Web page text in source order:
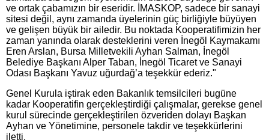
ve ortak çabamızın bir eseridir. İMASKOP, sadece bir sanayi
sitesi değil, aynı zamanda üyelerinin güç birliğiyle büyüyen
ve gelişen büyük bir ailedir. Bu noktada Kooperatifimizin her
zaman yanında olarak desteklerini veren İnegöl Kaymakamı
Eren Arslan, Bursa Milletvekili Ayhan Salman, İnegöl
Belediye Başkanı Alper Taban, İnegöl Ticaret ve Sanayi
Odası Başkanı Yavuz uğurdağ’a teşekkür ederiz."
Genel Kurula iştirak eden Bakanlık temsilcileri bugüne
kadar Kooperatifin gerçekleştirdiği çalışmalar, gerekse genel
kurul sürecinde gerçekleştirilen özveriden dolayı Başkan
Ayhan ve Yönetimine, personele takdir ve teşekkürlerini
iletti.